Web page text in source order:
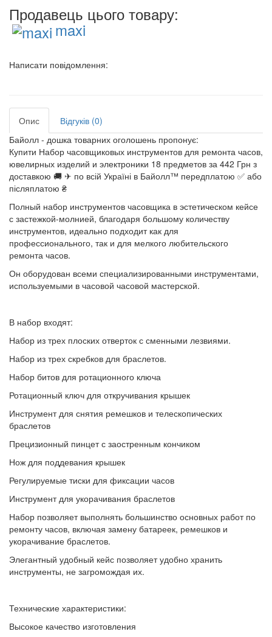
Продавець цього товару:
maxi
Написати повідомлення:
Опис
Відгуків (0)
Байолл - дошка товарних оголошень пропонує:
Купити Набор часовщиковых инструментов для ремонта часов,
ювелирных изделий и электроники 18 предметов за 442 Грн з
доставкою 🚚 ✈ по всій Україні в Байолл™ передплатою ✅ або
післяплатою ₴
Полный набор инструментов часовщика в эстетическом кейсе
с застежкой-молнией, благодаря большому количеству
инструментов, идеально подходит как для
профессионального, так и для мелкого любительского
ремонта часов.
Он оборудован всеми специализированными инструментами,
используемыми в часовой часовой мастерской.
В набор входят:
Набор из трех плоских отверток с сменными лезвиями.
Набор из трех скребков для браслетов.
Набор битов для ротационного ключа
Ротационный ключ для откручивания крышек
Инструмент для снятия ремешков и телескопических
браслетов
Прецизионный пинцет с заостренным кончиком
Нож для поддевания крышек
Регулируемые тиски для фиксации часов
Инструмент для укорачивания браслетов
Набор позволяет выполнять большинство основных работ по
ремонту часов, включая замену батареек, ремешков и
укорачивание браслетов.
Элегантный удобный кейс позволяет удобно хранить
инструменты, не загромождая их.
Технические характеристики:
Высокое качество изготовления